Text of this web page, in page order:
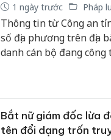
1 ngày trước Pháp
Thông tin từ Công an
số địa phương trên địa
danh cán bộ đang công
Bắt nữ giám đốc lừa
tên đổi dạng trốn